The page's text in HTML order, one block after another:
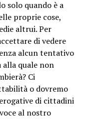
solo quando è a
proprie cose,
altrui. Per
di vedere
alcun tentativo
alla quale non
Ci
o dovremo
di cittadini
al nostro